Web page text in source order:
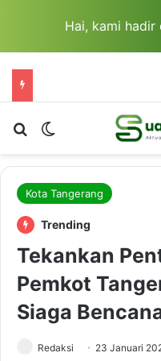
Hai, kami hadir
Cari berita...Switch skin
Kota Tangerang
Trending
Tekankan
Pemkot
Siaga
Redaksi 23 Januari